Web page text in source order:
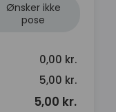
Ønsker ikke
pose
0,00 kr.
5,00 kr.
5,00 kr.